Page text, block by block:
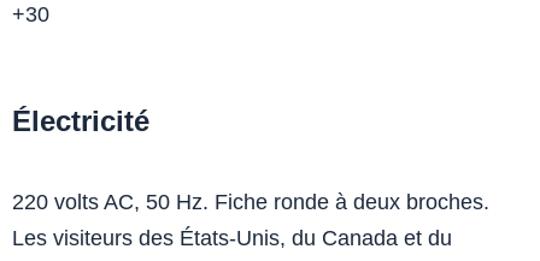
+30
Électricité
220 volts AC, 50 Hz. Fiche ronde à deux broches.
Les visiteurs des États-Unis, du Canada et du